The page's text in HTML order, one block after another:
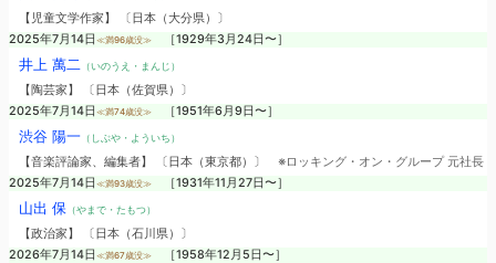
【児童文学作家】 〔日本（大分県）〕
2025年7月14日 ≪満96歳没≫ ［1929年3月24日〜］
井上 萬二 （いのうえ・まんじ）
【陶芸家】 〔日本（佐賀県）〕
2025年7月14日 ≪満74歳没≫ ［1951年6月9日〜］
渋谷 陽一（しぶや・よういち）
【音楽評論家、編集者】 〔日本（東京都）〕 ※ロッキング・オン・グループ 元社長
2025年7月14日 ≪満93歳没≫ ［1931年11月27日〜］
山出 保 （やまで・たもつ）
【政治家】 〔日本（石川県）〕
2026年7月14日 ≪満67歳没≫ ［1958年12月5日〜］